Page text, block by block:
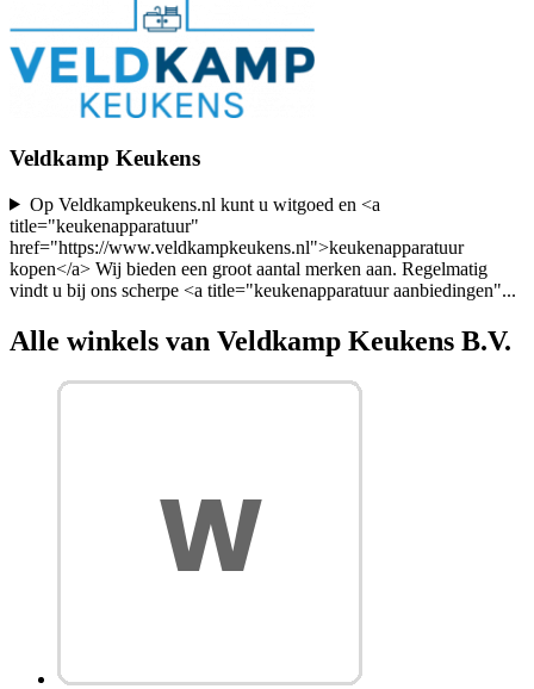
Veldkamp Keukens
Op Veldkampkeukens.nl kunt u witgoed en <a
title="keukenapparatuur"
href="https://www.veldkampkeukens.nl">keukenapparatuur
kopen</a> Wij bieden een groot aantal merken aan. Regelmatig
vindt u bij ons scherpe <a title="keukenapparatuur aanbiedingen"...
Alle winkels van Veldkamp Keukens B.V.